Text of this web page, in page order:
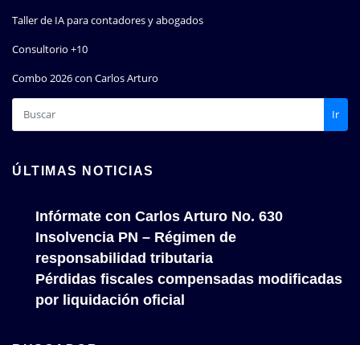
Taller de IA para contadores y abogados
Consultorio +10
Combo 2026 con Carlos Arturo
Ir
ÚLTIMAS NOTICIAS
Infórmate con Carlos Arturo No. 630
Insolvencia PN – Régimen de
responsabilidad tributaria
Pérdidas fiscales compensadas modificadas
por liquidación oficial